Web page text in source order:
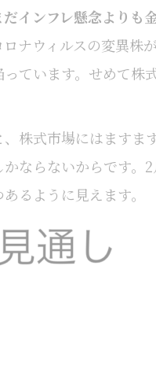
インフレ懸念よりも
ナウィルスの変異
ています。せめて株
株式市場にはます
ならないからです。
るように見えます。